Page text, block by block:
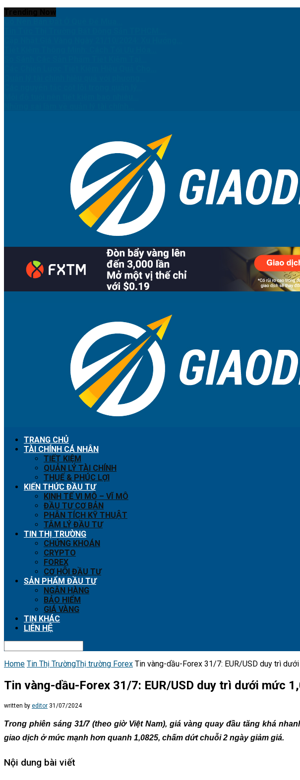
TRANG CHỦ
TÀI CHÍNH CÁ NHÂN
TIẾT KIỆM
QUẢN LÝ TÀI CHÍNH
THUẾ & PHÚC LỢI
KIẾN THỨC ĐẦU TƯ
KINH TẾ VI MÔ – VĨ MÔ
ĐẦU TƯ CƠ BẢN
PHÂN TÍCH KỸ THUẬT
TÂM LÝ ĐẦU TƯ
TIN THỊ TRƯỜNG
CHỨNG KHOÁN
CRYPTO
FOREX
CƠ HỘI ĐẦU TƯ
SẢN PHẨM ĐẦU TƯ
NGÂN HÀNG
BẢO HIỂM
GIÁ VÀNG
TIN KHÁC
LIÊN HỆ
Home Tin Thị TrườngThị trường Forex Tin vàng-dầu-Forex 31/7: EUR/USD duy trì
Tin vàng-dầu-Forex 31/7: EUR/USD duy trì dưới mức
written by editor 31/07/2024
Trong phiên sáng 31/7 (theo giờ Việt Nam), giá vàng quay đầu tăng khá
giao dịch ở mức mạnh hơn quanh 1,0825, chấm dứt chuỗi 2 ngày giảm giá.
Nội dung bài viết